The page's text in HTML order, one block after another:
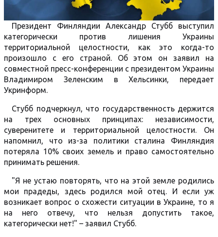
Президент Финляндии Александр Стубб выступил
категорически против лишения Украины
территориальной целостности, как это когда-то
произошло с его страной. Об этом он заявил на
совместной пресс-конференции с президентом Украины
Владимиром Зеленским в Хельсинки, передает
Укринформ.
Стубб подчеркнул, что государственность держится
на трех основных принципах: независимости,
суверенитете и территориальной целостности. Он
напомнил, что из-за политики сталина Финляндия
потеряла 10% своих земель и право самостоятельно
принимать решения.
"Я не устаю повторять, что на этой земле родились
мои прадеды, здесь родился мой отец. И если уж
возникает вопрос о схожести ситуации в Украине, то я
на него отвечу, что нельзя допустить такое,
категорически нет!" – заявил Стубб.